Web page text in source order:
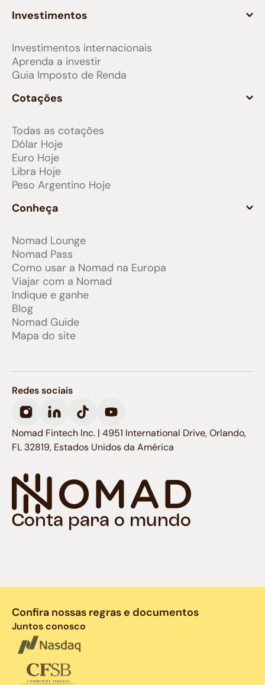
Investimentos
Investimentos internacionais
Aprenda a investir
Guia Imposto de Renda
Cotações
Todas as cotações
Dólar Hoje
Euro Hoje
Libra Hoje
Peso Argentino Hoje
Conheça
Nomad Lounge
Nomad Pass
Como usar a Nomad na Europa
Viajar com a Nomad
Indique e ganhe
Blog
Nomad Guide
Mapa do site
Conta para o mundo
Redes sociais
Nomad Fintech Inc. | 4951 International Drive, Orlando,
FL 32819, Estados Unidos da América
Confira nossas regras e documentos
Juntos conosco